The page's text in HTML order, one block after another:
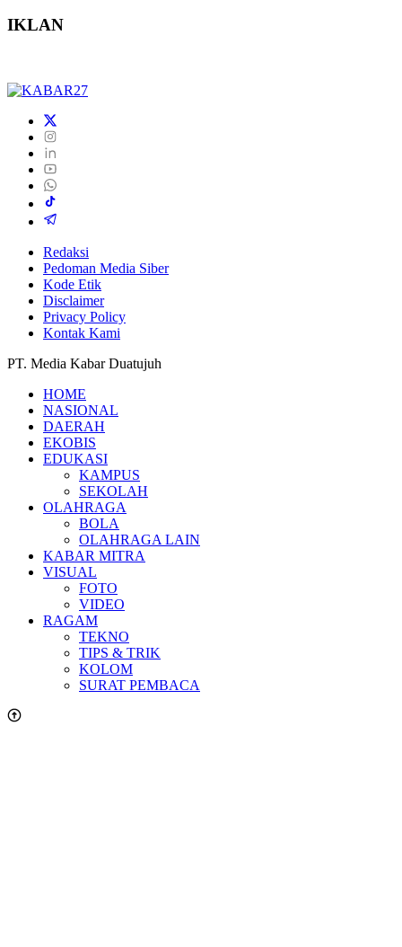
IKLAN
Redaksi
Pedoman Media Siber
Kode Etik
Disclaimer
Privacy Policy
Kontak Kami
PT. Media Kabar Duatujuh
HOME
NASIONAL
DAERAH
EKOBIS
EDUKASI
KAMPUS
SEKOLAH
OLAHRAGA
BOLA
OLAHRAGA LAIN
KABAR MITRA
VISUAL
FOTO
VIDEO
RAGAM
TEKNO
TIPS & TRIK
KOLOM
SURAT PEMBACA